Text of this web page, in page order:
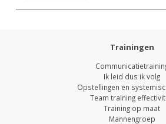
Trainingen
Ik leid dus ik volg
Opstellingen en
Team training
Training op maat
Mannengroep